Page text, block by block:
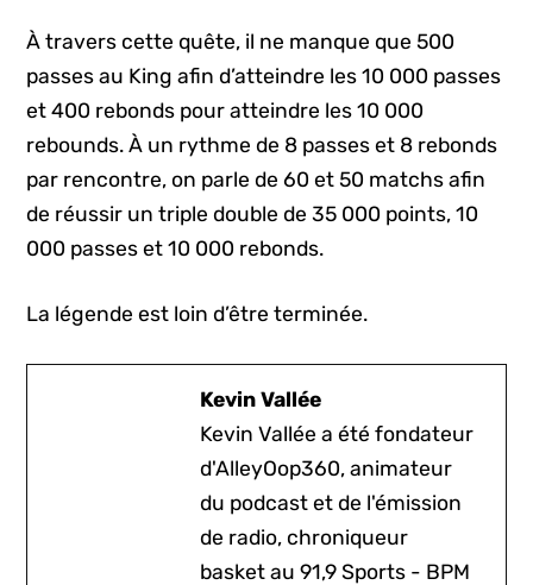
À travers cette quête, il ne manque que 500
passes au King afin d’atteindre les 10 000 passes
et 400 rebonds pour atteindre les 10 000
rebounds. À un rythme de 8 passes et 8 rebonds
par rencontre, on parle de 60 et 50 matchs afin
de réussir un triple double de 35 000 points, 10
000 passes et 10 000 rebonds.
La légende est loin d’être terminée.
Kevin Vallée
Kevin Vallée a été fondateur
d'AlleyOop360, animateur
du podcast et de l'émission
de radio, chroniqueur
basket au 91,9 Sports - BPM